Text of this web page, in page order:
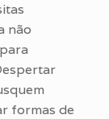
não
formas de